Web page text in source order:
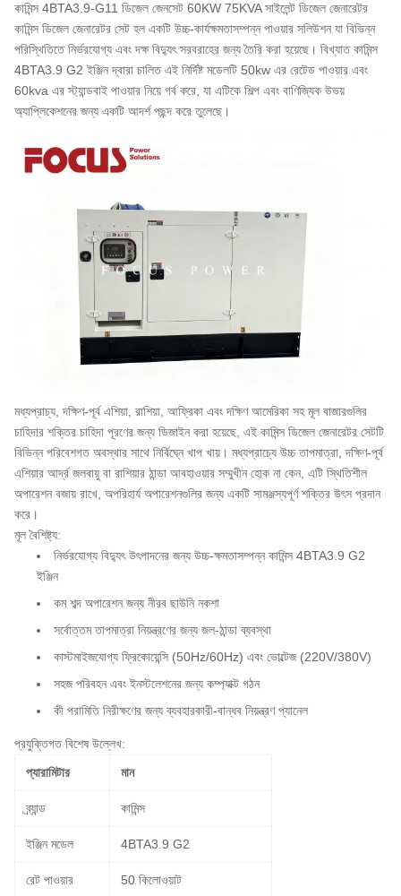
কামিন্স 4BTA3.9-G11 ডিজেল জেনসেট 60KW 75KVA সাইলেন্ট ডিজেল জেনারেটর
কামিন্স ডিজেল জেনারেটর সেট হল একটি উচ্চ-কার্যক্ষমতাসম্পন্ন পাওয়ার সলিউশন যা বিভিন্ন
পরিস্থিতিতে নির্ভরযোগ্য এবং দক্ষ বিদ্যুৎ সরবরাহের জন্য তৈরি করা হয়েছে। বিখ্যাত কামিন্স
4BTA3.9 G2 ইঞ্জিন দ্বারা চালিত এই নির্দিষ্ট মডেলটি 50kw এর রেটেড পাওয়ার এবং
60kva এর স্ট্যান্ডবাই পাওয়ার নিয়ে গর্ব করে, যা এটিকে শিল্প এবং বাণিজ্যিক উভয়
অ্যাপ্লিকেশনের জন্য একটি আদর্শ পছন্দ করে তুলেছে।
মধ্যপ্রাচ্য, দক্ষিণ-পূর্ব এশিয়া, রাশিয়া, আফ্রিকা এবং দক্ষিণ আমেরিকা সহ মূল বাজারগুলির
চাহিদার শক্তির চাহিদা পূরণের জন্য ডিজাইন করা হয়েছে, এই কামিন্স ডিজেল জেনারেটর সেটটি
বিভিন্ন পরিবেশগত অবস্থার সাথে নির্বিঘ্নে খাপ খায়। মধ্যপ্রাচ্যে উচ্চ তাপমাত্রা, দক্ষিণ-পূর্ব
এশিয়ার আর্দ্র জলবায়ু বা রাশিয়ার ঠান্ডা আবহাওয়ার সম্মুখীন হোক না কেন, এটি স্থিতিশীল
অপারেশন বজায় রাখে, অপরিহার্য অপারেশনগুলির জন্য একটি সামঞ্জস্যপূর্ণ শক্তির উৎস প্রদান
করে।
মূল বৈশিষ্ট্য:
নির্ভরযোগ্য বিদ্যুৎ উৎপাদনের জন্য উচ্চ-ক্ষমতাসম্পন্ন কামিন্স 4BTA3.9 G2
ইঞ্জিন
কম শব্দ অপারেশন জন্য নীরব ছাউনি নকশা
সর্বোত্তম তাপমাত্রা নিয়ন্ত্রণের জন্য জল-ঠান্ডা ব্যবস্থা
কাস্টমাইজযোগ্য ফ্রিকোয়েন্সি (50Hz/60Hz) এবং ভোল্টেজ (220V/380V)
সহজ পরিবহন এবং ইনস্টলেশনের জন্য কম্প্যাক্ট গঠন
কী পরামিতি নিরীক্ষণের জন্য ব্যবহারকারী-বান্ধব নিয়ন্ত্রণ প্যানেল
প্রযুক্তিগত বিশেষ উল্লেখ:
প্যারামিটার
মান
ব্র্যান্ড কামিন্স
ইঞ্জিন মডেল 4BTA3.9 G2
রেট পাওয়ার 50 কিলোওয়াট